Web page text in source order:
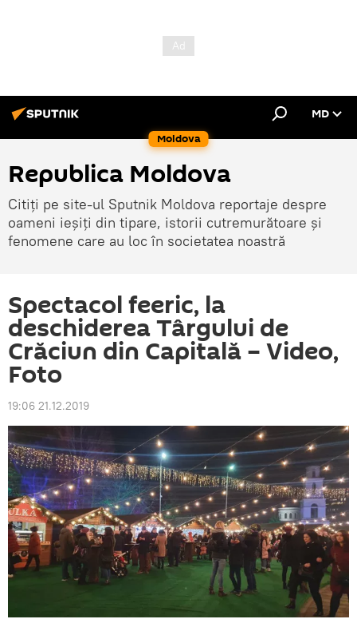
Moldova
MD
Republica Moldova
Citiți pe site-ul Sputnik Moldova reportaje despre
oameni ieșiți din tipare, istorii cutremurătoare și
fenomene care au loc în societatea noastră
Spectacol feeric, la
deschiderea Târgului de
Crăciun din Capitală – Video,
Foto
19:06 21.12.2019